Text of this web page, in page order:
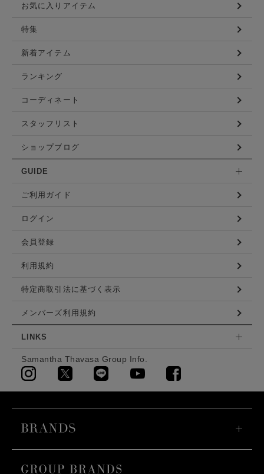
お気に入りアイテム
特集
新着アイテム
ランキング
コーディネート
スタッフリスト
ショップブログ
GUIDE
ご利用ガイド
ログイン
会員登録
利用規約
特定商取引法に基づく表示
メンバーズ利用規約
LINKS
Samantha Thavasa Group Info.